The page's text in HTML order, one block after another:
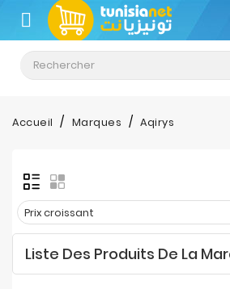
CATÉGORIE
Climatisation
Informatique
&
Tablette
Impression
Accueil Marques Aqirys
Prix croissant
Liste Des Produits De La